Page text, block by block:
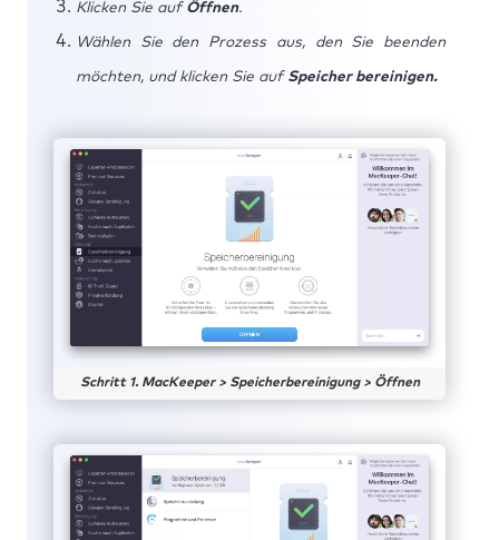
Klicken Sie auf Öffnen.
Wählen Sie den Prozess aus, den Sie beenden
möchten, und klicken Sie auf Speicher bereinigen.
Schritt 1. MacKeeper > Speicherbereinigung > Öffnen